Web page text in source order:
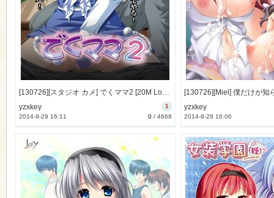
[130726][スタジオ カメ] でくママ2 [20M Lossless/8M JPG]
1
yzxkey
0/ 4668
2014-9-29 16:11
yzxkey
2014-9-29 16:06